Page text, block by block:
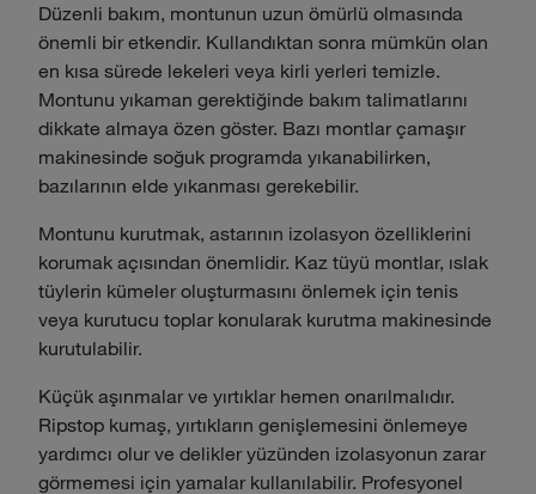
Düzenli bakım, montunun uzun ömürlü olmasında
önemli bir etkendir. Kullandıktan sonra mümkün olan
en kısa sürede lekeleri veya kirli yerleri temizle.
Montunu yıkaman gerektiğinde bakım talimatlarını
dikkate almaya özen göster. Bazı montlar çamaşır
makinesinde soğuk programda yıkanabilirken,
bazılarının elde yıkanması gerekebilir.
Montunu kurutmak, astarının izolasyon özelliklerini
korumak açısından önemlidir. Kaz tüyü montlar, ıslak
tüylerin kümeler oluşturmasını önlemek için tenis
veya kurutucu toplar konularak kurutma makinesinde
kurutulabilir.
Küçük aşınmalar ve yırtıklar hemen onarılmalıdır.
Ripstop kumaş, yırtıkların genişlemesini önlemeye
yardımcı olur ve delikler yüzünden izolasyonun zarar
görmemesi için yamalar kullanılabilir. Profesyonel